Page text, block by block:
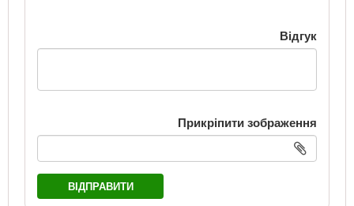
Відгук
Прикріпити зображення
ВІДПРАВИТИ